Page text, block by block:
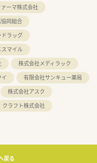
ーマ株式会社
同組合
ラッグ
マイル
株式会社メディラック
有限会社サンキュー薬局
株式会社アスク
クラフト株式会社
戻る